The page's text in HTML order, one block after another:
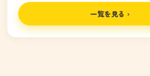
一覧を見る ›